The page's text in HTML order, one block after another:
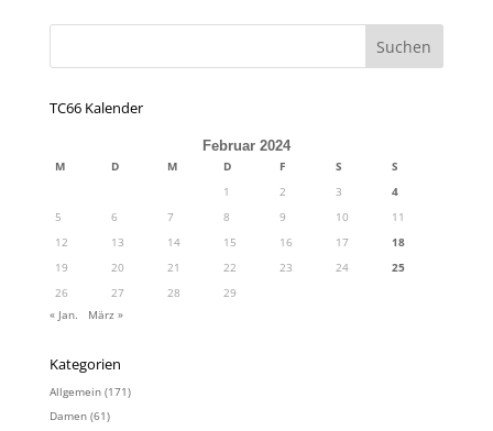
TC66 Kalender
Februar 2024
M D M D F S
S
1
2 3
4
5
6 7 8 9 10
11
12
13 14 15 16 17
18
19
20 21 22 23 24
25
26
27 28
29
« Jan.
März »
Kategorien
Allgemein(171)
Damen(61)